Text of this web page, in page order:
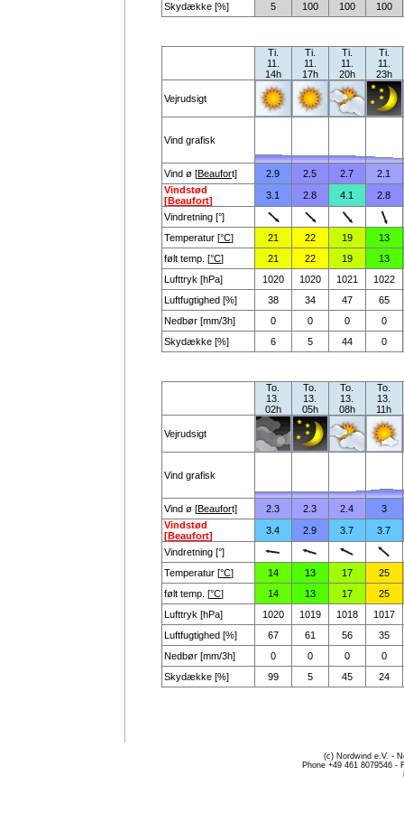
Skydække [%]
5 100 100 100
Ti.
11.
14h
Ti.
11.
17h
Ti.
11.
20h
Ti.
11.
23h
Vejrudsigt
Vind grafisk
Vind ø [Beaufort] 2.9 2.5 2.7
2.1
Vindstød
[Beaufort] 3.1 2.8 4.1
2.8
Vindretning [°]
Temperatur [°C] 21 22 19
13
følt temp. [°C] 21 22 19
13
Lufttryk [hPa]
1020 1020 1021
1022
Luftfugtighed [%]
38 34 47
65
Nedbør [mm/3h]
0 0 0
0
Skydække [%]
6 5 44 0
To.
13.
02h
To.
13.
05h
To.
13.
08h
To.
13.
11h
Vejrudsigt
Vind grafisk
Vind ø [Beaufort] 2.3 2.3 2.4
3
Vindstød
[Beaufort] 3.4 2.9 3.7
3.7
Vindretning [°]
Temperatur [°C] 14 13 17
25
følt temp. [°C] 14 13 17
25
Lufttryk [hPa]
1020 1019 1018
1017
Luftfugtighed [%]
67 61 56
35
Nedbør [mm/3h]
0 0 0
0
Skydække [%]
99 5 45 24
(c) Nordwind e.V. -
Phone +49 461 8079546 -